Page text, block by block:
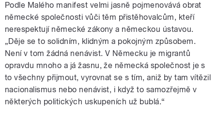
Podle Malého manifest velmi jasně pojmenovává obrat
německé společnosti vůči těm přistěhovalcům, kteří
nerespektují německé zákony a německou ústavou.
„Děje se to solidním, klidným a pokojným způsobem.
Není v tom žádná nenávist. V Německu je migrantů
opravdu mnoho a já žasnu, že německá společnost je s
to všechny přijmout, vyrovnat se s tím, aniž by tam vítězil
nacionalismus nebo nenávist, i když to samozřejmě v
některých politických uskupeních už bublá.“